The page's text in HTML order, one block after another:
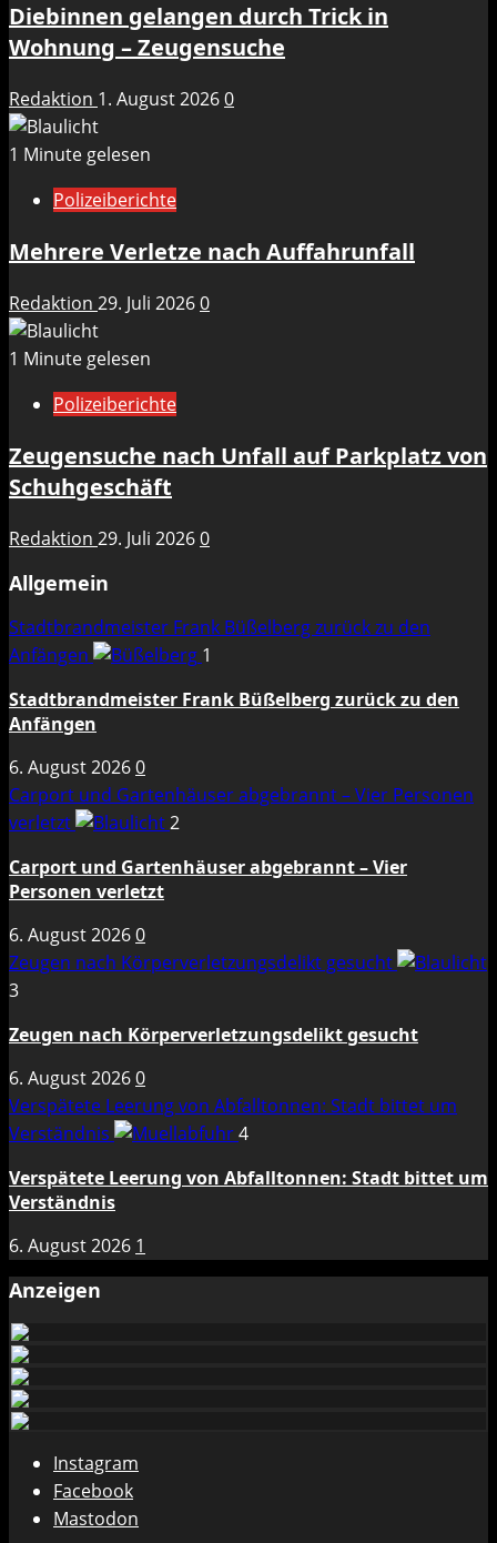
Diebinnen gelangen durch Trick in
Wohnung – Zeugensuche
Redaktion 1. August 20260
1 Minute gelesen
Polizeiberichte
Mehrere Verletze nach Auffahrunfall
Redaktion 29. Juli 20260
1 Minute gelesen
Polizeiberichte
Zeugensuche nach Unfall auf Parkplatz von
Schuhgeschäft
Redaktion 29. Juli 20260
Allgemein
Stadtbrandmeister Frank Büßelberg zurück zu den
Anfängen
1
Stadtbrandmeister Frank Büßelberg zurück zu den
Anfängen
6. August 20260
Carport und Gartenhäuser abgebrannt – Vier Personen
verletzt
2
Carport und Gartenhäuser abgebrannt – Vier
Personen verletzt
6. August 20260
Zeugen nach Körperverletzungsdelikt gesucht
3
Zeugen nach Körperverletzungsdelikt gesucht
6. August 20260
Verspätete Leerung von Abfalltonnen: Stadt bittet um
Verständnis
4
Verspätete Leerung von Abfalltonnen: Stadt bittet um
Verständnis
6. August 2026 1
Anzeigen
Instagram
Facebook
Mastodon